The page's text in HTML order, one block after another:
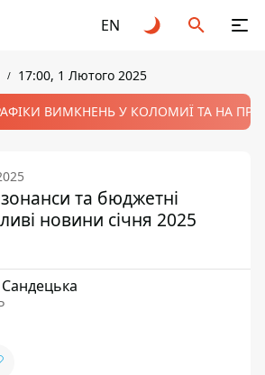
EN
17:00, 1 Лютого 2025
ВИМКНЕНЬ У КОЛОМИЇ ТА НА
та бюджетні
новини січня 2025